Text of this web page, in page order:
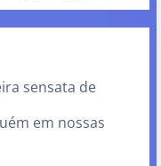
sensata de
em nossas